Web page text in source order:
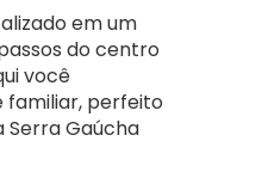
em um
do centro
você
perfeito
Gaúcha